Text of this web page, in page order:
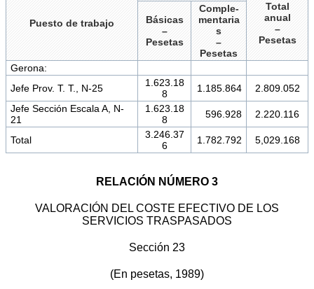
Puesto de trabajo
Total
anual
–
Pesetas
Básicas
–
Pesetas
Comple-
mentaria
s
–
Pesetas
Gerona:
Jefe Prov. T. T., N-25
1.623.18
8
1.185.864
2.809.052
Jefe Sección Escala A, N-
21
1.623.18
8
596.928 2.220.116
Total
3.246.37
6
1.782.792 5,029.168
RELACIÓN NÚMERO 3
VALORACIÓN DEL COSTE EFECTIVO DE LOS
SERVICIOS TRASPASADOS
Sección 23
(En pesetas, 1989)